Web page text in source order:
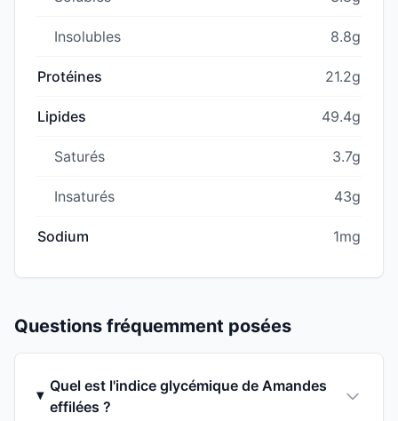
Insolubles 8.8g
Protéines 21.2g
Lipides 49.4g
Saturés 3.7g
Insaturés 43g
Sodium 1mg
Questions fréquemment posées
Quel est l'indice glycémique de Amandes
effilées ?